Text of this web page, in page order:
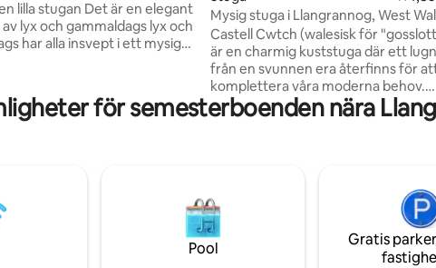
lilla stugan Det är en elegant
lyx och gammaldags lyx och
har alla insvept i ett mysigt
det fullt utrustade
stora smart-TV, bra wifi,
av fantastiska stränder i
Mysig stuga i Llangrannog, West
Castell Cwtch (walesisk för
är en charmig kuststuga där ett
från en svunnen era återfinns för
komplettera våra moderna behov.
Spännande nyheter! Castell Cwtch
nu kärleksfullt omvandlats till en
ligger i den pittoreska avskilda byn
Llangrannog bara 650 meter från
idylliska sandstranden, med lokala
bekvämligheter.
för semesterboenden nära
Pool
Gratis